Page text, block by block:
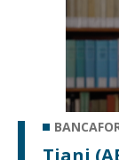
Tiani